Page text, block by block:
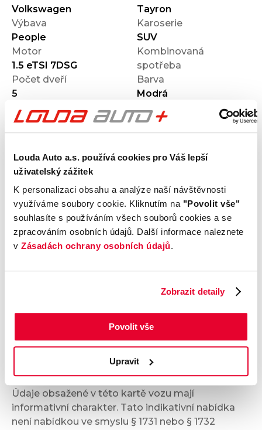
Louda Auto a.s. používá cookies pro Váš lepší
uživatelský zážitek
K personalizaci obsahu a analýze naší návštěvnosti
využíváme soubory cookie. Kliknutím na "Povolit vše"
souhlasíte s používáním všech souborů cookies a se
zpracováním osobních údajů. Další informace naleznete
v Zásadách ochrany osobních údajů.
Zobrazit detaily
Povolit vše
Upravit
Volkswagen
Tayron
Výbava
People
Karoserie
SUV
Motor
1.5 eTSI 7DSG
Kombinovaná
spotřeba
Počet dveří
5
Barva
Modrá
Velikost disků kol
S odpočtem DPH
Termín dodání
Objednávací kód
Výbava
Vnější vzhled a výbava
Bezpečnost a technika
Údaje obsažené v této kartě vozu mají
informativní charakter. Tato indikativní nabídka
není nabídkou ve smyslu § 1731 nebo § 1732